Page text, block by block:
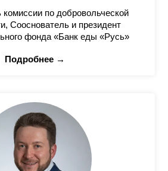
по добровольческой
Сооснователь и президент
фонда «Банк еды «Русь»
Подробнее →